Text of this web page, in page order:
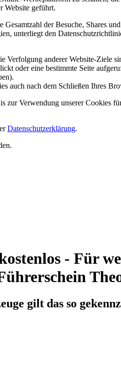
Website geführt.
der Besuche, Shares
unterliegt den
Verfolgung anderer Website-
oder eine bestimmte Seite
auch nach dem Schließen Ihres
zur Verwendung unserer
Datenschutzerklärung.
- Für
gilt das so